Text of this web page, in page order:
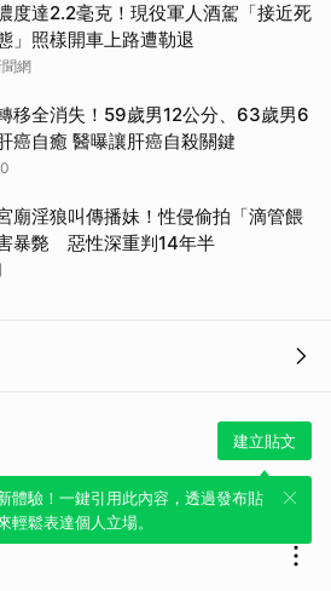
度達2.2毫克！現役軍人酒駕「接近死
」照樣開車上路遭勒退
網
移全消失！59歲男12公分、63歲男6
癌自癒 醫曝讓肝癌自殺關鍵
廟淫狼叫傳播妹！性侵偷拍「滴管餵
暴斃 惡性深重判14年半
建立貼文
體驗！一鍵引用此內容，透過發布貼
輕鬆表達個人立場。